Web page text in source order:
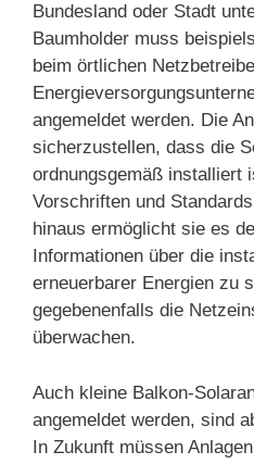
Bundesland oder Stadt
Baumholder muss
beim örtlichen
angemeldet werden. Die
sicherzustellen, dass die
ordnungsgemäß installiert
Vorschriften und
hinaus ermöglicht sie es
Informationen über die
erneuerbarer Energien zu
gegebenenfalls die
überwachen.
Auch kleine Balkon-
angemeldet werden, sind
In Zukunft müssen